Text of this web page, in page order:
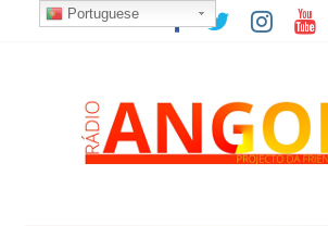
Portuguese